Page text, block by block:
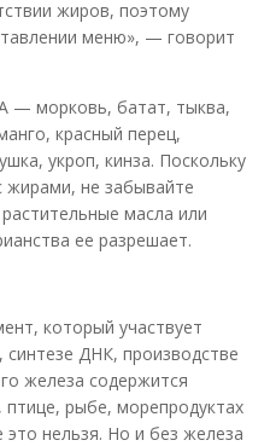
жиров, поэтому
меню», — говорит
— морковь, батат, тыква,
красный перец,
укроп, кинза. Поскольку
жирами, не забывайте
масла или
ее разрешает.
который участвует
синтезе ДНК, производстве
железа содержится
птице, рыбе, морепродуктах
это нельзя. Но и без железа